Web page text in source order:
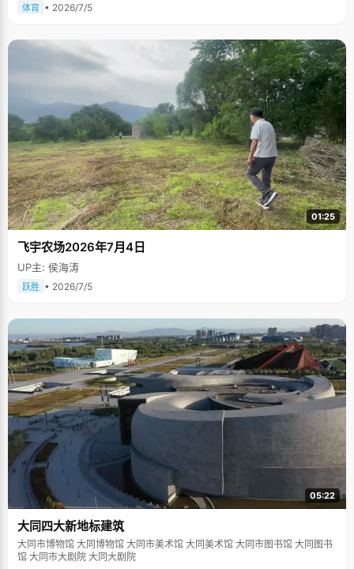
体育 • 2026/7/5
01:25
飞宇农场2026年7月4日
UP主: 侯海涛
跃胜 • 2026/7/5
05:22
大同四大新地标建筑
大同市博物馆 大同博物馆 大同市美术馆 大同美术馆 大同市图书馆 大同图书
馆 大同市大剧院 大同大剧院